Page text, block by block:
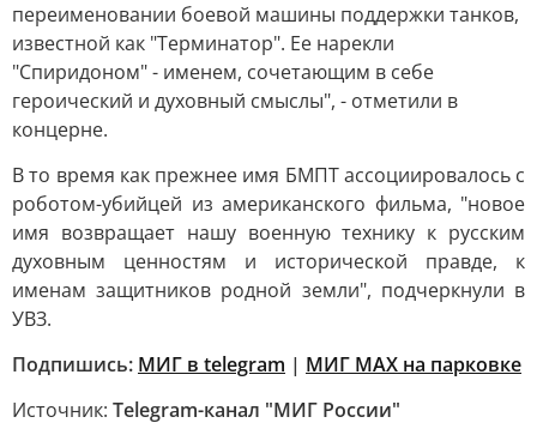
переименовании боевой машины поддержки танков,
известной как "Терминатор". Ее нарекли
"Спиридоном" - именем, сочетающим в себе
героический и духовный смыслы", - отметили в
концерне.
В то время как прежнее имя БМПТ ассоциировалось с
роботом-убийцей из американского фильма, "новое
имя возвращает нашу военную технику к русским
духовным ценностям и исторической правде, к
именам защитников родной земли", подчеркнули в
УВЗ.
Подпишись: МИГ в telegram | МИГ МAX на парковке
Источник: Telegram-канал "МИГ России"